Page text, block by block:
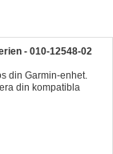
- 010-12548-02
din Garmin-enhet.
din kompatibla